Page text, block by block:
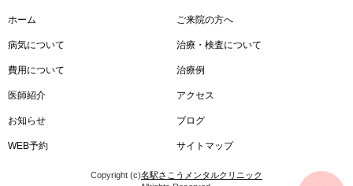
ホーム ご来院の方へ
病気について 治療・検査について
費用について 治療例
医師紹介 アクセス
お知らせ ブログ
WEB予約 サイトマップ
Copyright (c)名駅さこうメンタルクリニック